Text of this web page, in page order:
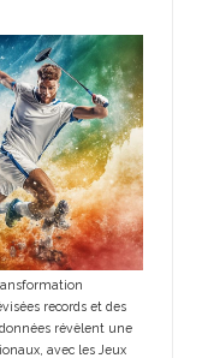
records et des
révèlent une
avec les Jeux